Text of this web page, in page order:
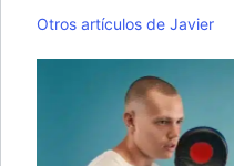
Otros artículos de Javier